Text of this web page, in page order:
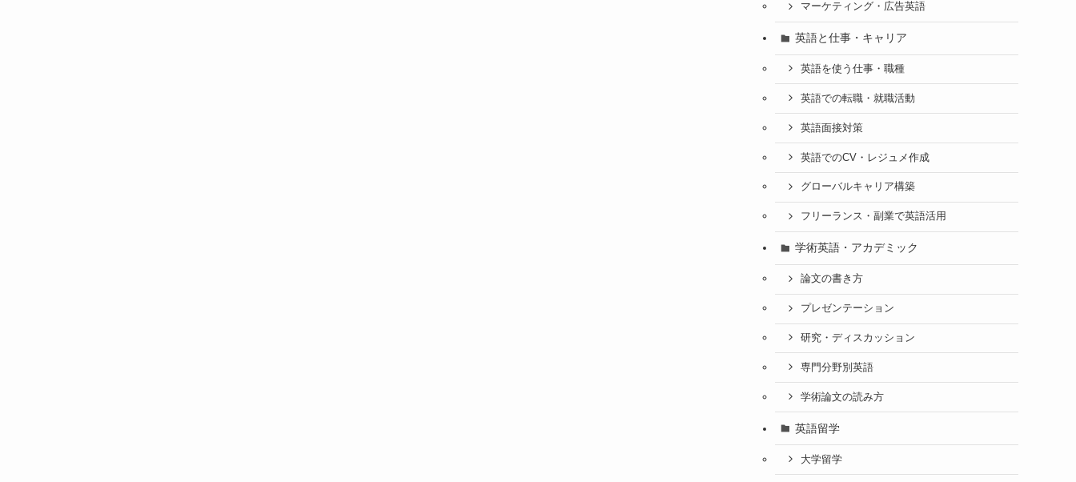
マーケティング・広告英語
英語と仕事・キャリア
英語を使う仕事・職種
英語での転職・就職活動
英語面接対策
英語でのCV・レジュメ作成
グローバルキャリア構築
フリーランス・副業で英語活用
学術英語・アカデミック
論文の書き方
プレゼンテーション
研究・ディスカッション
専門分野別英語
学術論文の読み方
英語留学
大学留学